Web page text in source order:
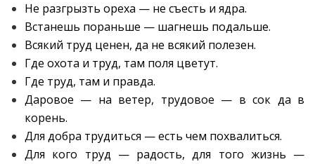
Не разгрызть ореха — не съесть и ядра.
Встанешь пораньше — шагнешь подальше.
Всякий труд ценен, да не всякий полезен.
Где охота и труд, там поля цветут.
Где труд, там и правда.
Даровое — на ветер, трудовое — в сок да в
корень.
Для добра трудиться — есть чем похвалиться.
Для кого труд — радость, для того жизнь —